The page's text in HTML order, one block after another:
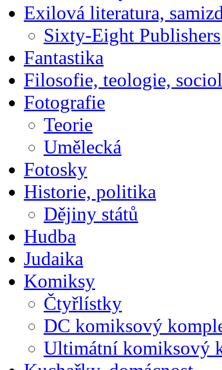
Exilová literatura,
Sixty-Eight Publishers
Fantastika
Filosofie, teologie,
Fotografie
Teorie
Umělecká
Fotosky
Historie, politika
Dějiny států
Hudba
Judaika
Komiksy
Čtyřlístky
DC komiksový
Ultimátní komiksový